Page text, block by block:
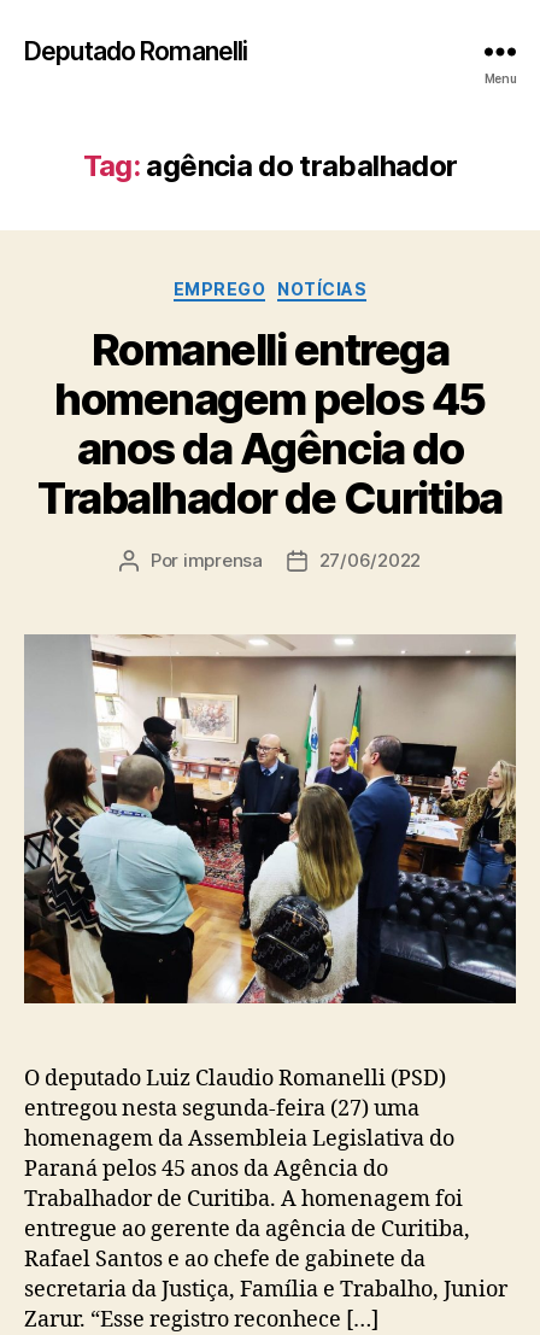
Deputado Romanelli
Menu
Tag: agência do trabalhador
Categorias
EMPREGO NOTÍCIAS
Romanelli entrega
homenagem pelos 45
anos da Agência do
Trabalhador de Curitiba
Autor
Por imprensa
Data27/06/2022
O deputado Luiz Claudio Romanelli (PSD)
entregou nesta segunda-feira (27) uma
homenagem da Assembleia Legislativa do
Paraná pelos 45 anos da Agência do
Trabalhador de Curitiba. A homenagem foi
entregue ao gerente da agência de Curitiba,
Rafael Santos e ao chefe de gabinete da
secretaria da Justiça, Família e Trabalho, Junior
Zarur. “Esse registro reconhece […]